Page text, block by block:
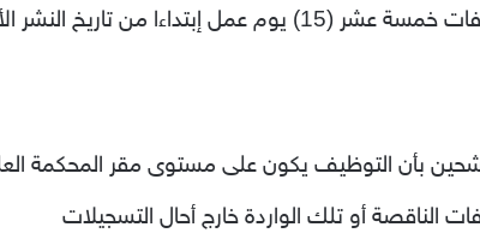
من تاريخ النشر الأول لهذا الإعلان.
بأن التوظيف يكون على مستوى مقر المحكمة
الناقصة أو تلك الواردة خارج أحال التسجيلات